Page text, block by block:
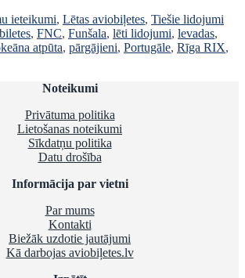
ieteikumi, Lētas aviobiļetes, Tiešie lidojumi
, FNC, Funšala, lēti lidojumi, levadas,
atpūta, pārgājieni, Portugāle, Rīga RIX,
Noteikumi
Privātuma politika
Lietošanas noteikumi
Sīkdatņu politika
Datu drošība
Informācija par vietni
Par mums
Kontakti
Biežāk uzdotie jautājumi
Kā darbojas aviobiļetes.lv